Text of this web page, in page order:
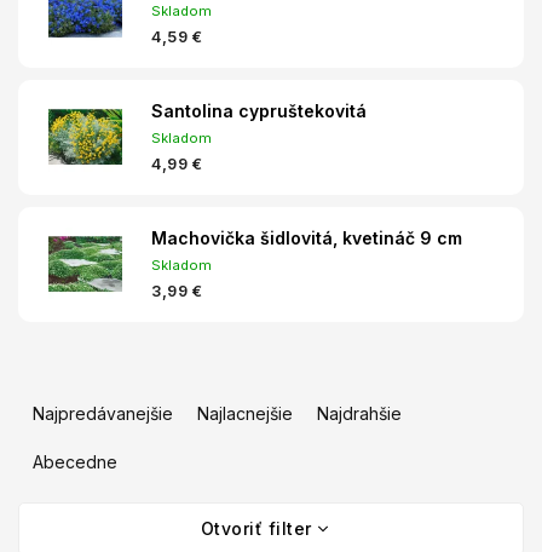
Skladom
4,59 €
Santolina cypruštekovitá
Skladom
4,99 €
Machovička šidlovitá, kvetináč 9 cm
Skladom
3,99 €
e
Najpredávanejšie Najlacnejšie Najdrahšie
Abecedne
Otvoriť filter